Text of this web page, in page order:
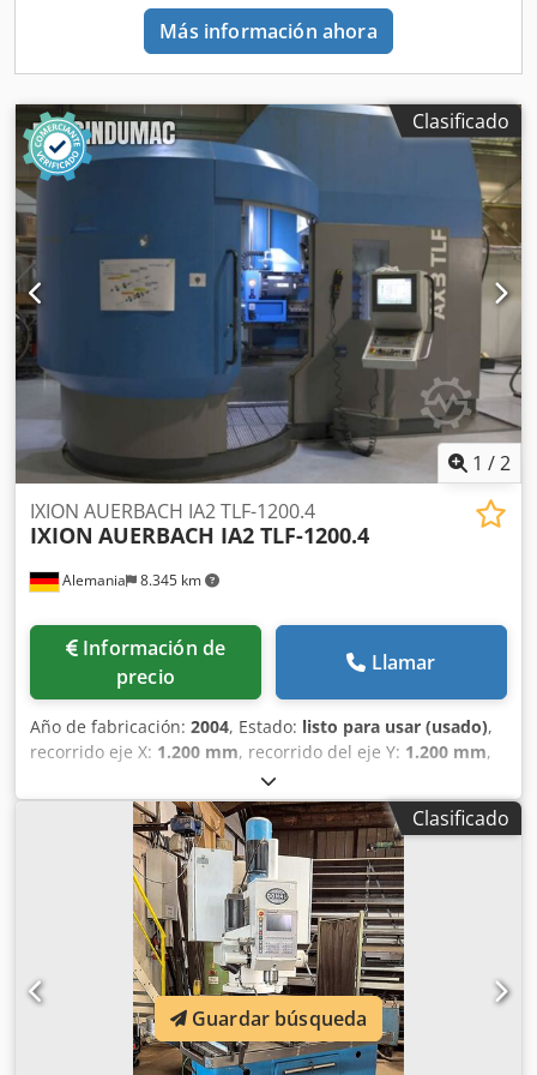
en metales, uso en líneas de producción). Mesa de trabajo:
de fundición, con posibilidad de fijar piezas Panel de
control completo – posibilidad de ajuste de velocidad 2.
remachado): Fuerza de presión (kN) – si aparece en la
placa del cilindro o en la caja (normalmente 10–30 kN para
este tamaño) Recorrido del husillo/portaherramientas
(mm): medir desde la posición superior a la inferior
"Daylight" (distancia libre de trabajo: distancia entre el
extremo de la herramienta y la mesa en la posición
superior) Profundidad de garganta (throat depth): desde el
eje del husillo hasta la columna (alcance útil) Diámetro
máx. de remache / rango de trabajo: especificar según
pruebas o aplicaciones previas Tensión: normalmente
380/400 V, 50 Hz 3. Dimensiones y logística: L×A×H de la
base/total (cm) Alimentación: 3×400 V, protección p.ej.
C16–C20 (añadir de acuerdo a la potencia) Peso (pesar con
transpaleta con báscula o dar estimado)
Más información ahora
Clasificado
1 /2
Alemania 8.345 km
IXION AUERBACH IA2 TLF-1200.4
IXION AUERBACH IA2 TLF-1200.4
Información de
precio
Llamar
Año de fabricación: 2004, Estado: listo para usar (usado),
recorrido eje X: 1.200 mm, recorrido del eje Y: 1.200 mm,
, fabricante de controles:
HEIDENHAIN, modelo de controlador:430M, ancho total:
, altura total:4.020 mm, potencia del motor del
18.500 W, longitud del producto (máx.):
velocidad del cabezal (máx.):6.000 rpm, peso de la
herramienta:3.500 g , número de ejes:6, Esta taladradora
de 6 ejes IXION AUERBACH IA2 TLF-1200.4 se fabricó en
2004. Cuenta con un impresionante recorrido del eje X de
1.200 mm, recorrido del eje Y de 1.200 mm y recorrido del
eje Z de 700 mm. La máquina incluye una robusta
superficie de mesa giratoria de 1.000 x 1.000 mm y una
capacidad máxima de peso de la pieza de 7.000 kg. Si está
Clasificado
Guardar búsqueda